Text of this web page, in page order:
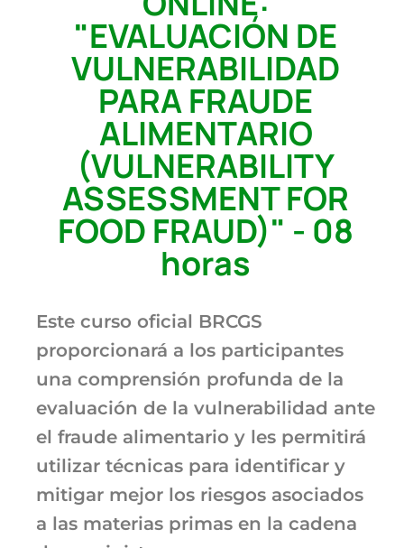
"EVALUACIÓN DE
VULNERABILIDAD
PARA FRAUDE
ALIMENTARIO
(VULNERABILITY
ASSESSMENT FOR
FOOD FRAUD)" - 08
horas
Este curso oficial BRCGS
proporcionará a los participantes
una comprensión profunda de la
evaluación de la vulnerabilidad ante
el fraude alimentario y les permitirá
utilizar técnicas para identificar y
mitigar mejor los riesgos asociados
a las materias primas en la cadena